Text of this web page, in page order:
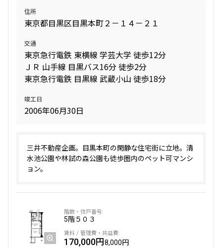
住所
東京都目黒区目黒本町２－１４－２１
交通
東京急行電鉄 東横線 学芸大学 徒歩12分
ＪＲ 山手線 目黒バス16分 徒歩2分
東京急行電鉄 目黒線 武蔵小山 徒歩18分
竣工日
2006年06月30日
三井不動産企画。目黒本町の閑静な住宅街に立地。清
水池公園や林試の森公園も徒歩圏内のペット可マンシ
ョン。
5階５０３
170,000円8,000円